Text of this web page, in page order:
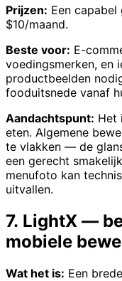
Prijzen: Een
$10/maand.
Beste voor: E-
voedingsmerken, en
productbeelden
fooduitsnede vanaf
Aandachtspunt: Het
eten. Algemene
te vlakken — de
een gerecht
menufoto kan
uitvallen.
7. LightX —
mobiele
Wat het is: Een